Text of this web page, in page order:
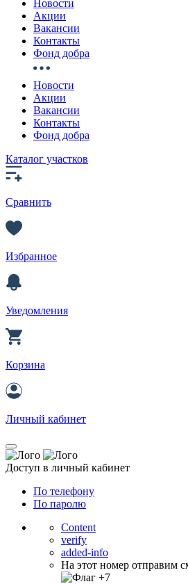
Новости
Акции
Вакансии
Контакты
Фонд добра
Новости
Акции
Вакансии
Контакты
Фонд добра
Каталог участков
Сравнить
Избранное
Уведомления
Корзина
Личный кабинет
Доступ в личный кабинет
По телефону
По паролю
Content
verify
added-info
На этот номер отправим
+7